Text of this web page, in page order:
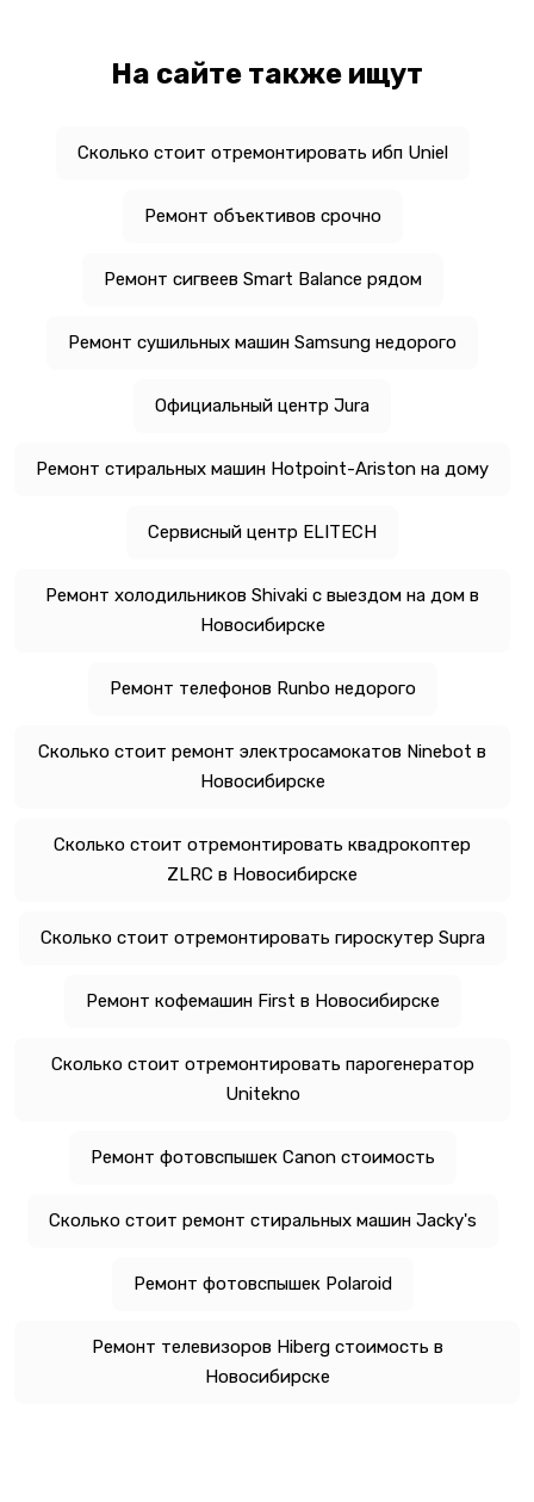
На сайте также ищут
Сколько стоит отремонтировать ибп Uniel
Ремонт объективов срочно
Ремонт сигвеев Smart Balance рядом
Ремонт сушильных машин Samsung недорого
Официальный центр Jura
Ремонт стиральных машин Hotpoint-Ariston на дому
Сервисный центр ELITECH
Ремонт холодильников Shivaki с выездом на дом в
Новосибирске
Ремонт телефонов Runbo недорого
Сколько стоит ремонт электросамокатов Ninebot в
Новосибирске
Сколько стоит отремонтировать квадрокоптер
ZLRC в Новосибирске
Сколько стоит отремонтировать гироскутер Supra
Ремонт кофемашин First в Новосибирске
Сколько стоит отремонтировать парогенератор
Unitekno
Ремонт фотовспышек Canon стоимость
Сколько стоит ремонт стиральных машин Jacky's
Ремонт фотовспышек Polaroid
Ремонт телевизоров Hiberg стоимость в
Новосибирске